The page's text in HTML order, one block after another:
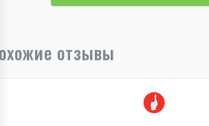
отзывы